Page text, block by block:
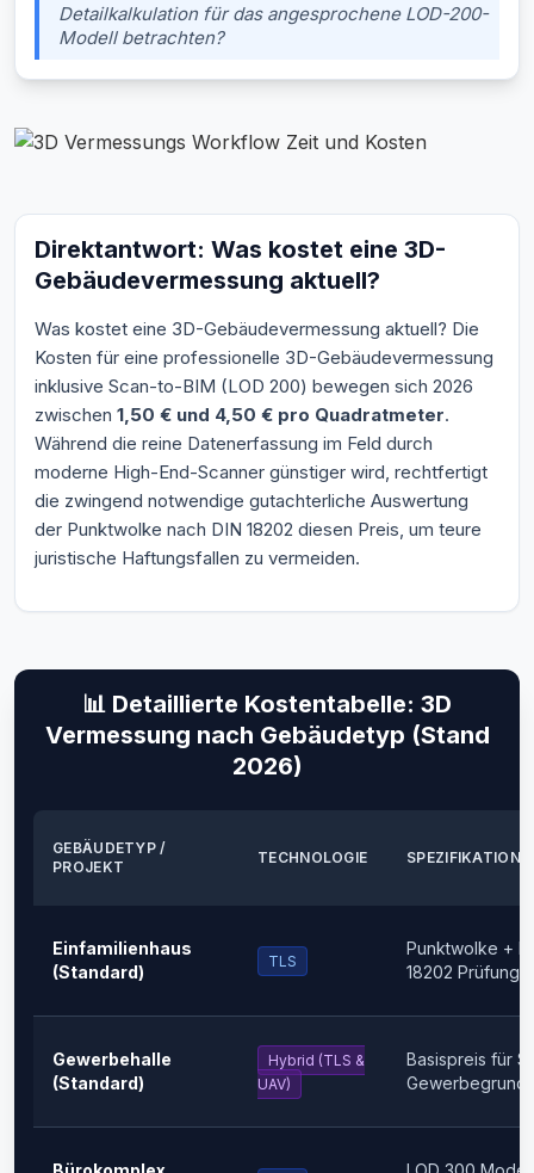
Detailkalkulation für das angesprochene LOD-200-
Modell betrachten?
Direktantwort: Was kostet eine 3D-
Gebäudevermessung aktuell?
Was kostet eine 3D-Gebäudevermessung aktuell? Die
Kosten für eine professionelle 3D-Gebäudevermessung
inklusive Scan-to-BIM (LOD 200) bewegen sich 2026
zwischen 1,50 € und 4,50 € pro Quadratmeter.
Während die reine Datenerfassung im Feld durch
moderne High-End-Scanner günstiger wird, rechtfertigt
die zwingend notwendige gutachterliche Auswertung
der Punktwolke nach DIN 18202 diesen Preis, um teure
juristische Haftungsfallen zu vermeiden.
📊 Detaillierte Kostentabelle: 3D
Vermessung nach Gebäudetyp (Stand
2026)
GEBÄUDETYP /
PROJEKT
TECHNOLOGIE SPEZIFIKATION
Einfamilienhaus
(Standard)
TLS
Punktwolke +
18202 Prüfung
Gewerbehalle
(Standard)
Hybrid (TLS &
UAV)
Basispreis für